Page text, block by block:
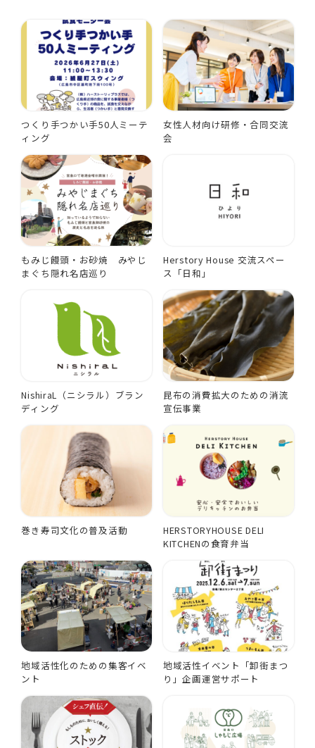
つくり手つかい手50人ミーテ
ィング
女性人材向け研修・合同交流
会
もみじ饅頭・お砂焼 みやじ
まぐち隠れ名店巡り
Herstory House 交流スペー
ス「日和」
NishiraL（ニシラル）ブラン
ディング
昆布の消費拡大のための消流
宣伝事業
巻き寿司文化の普及活動
HERSTORYHOUSE DELI
KITCHENの食育弁当
地域活性化のための集客イベ
ント
地域活性イベント「卸街まつ
り」企画運営サポート